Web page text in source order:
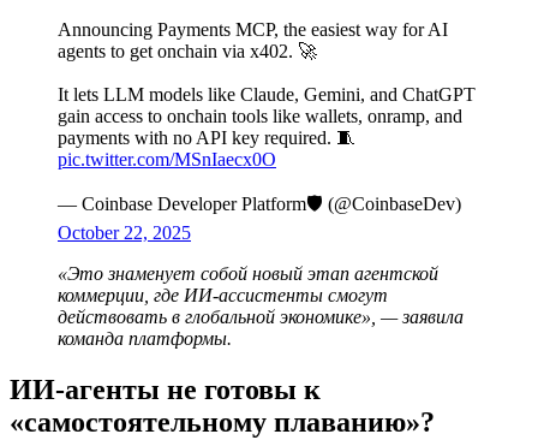
Announcing Payments MCP, the easiest way for AI
agents to get onchain via x402. 🚀
It lets LLM models like Claude, Gemini, and ChatGPT
gain access to onchain tools like wallets, onramp, and
payments with no API key required. 🧵
pic.twitter.com/MSnIaecx0O
— Coinbase Developer Platform🛡️ (@CoinbaseDev)
October 22, 2025
«Это знаменует собой новый этап агентской
коммерции, где ИИ-ассистенты смогут
действовать в глобальной экономике», — заявила
команда платформы.
ИИ-агенты не готовы к
«самостоятельному плаванию»?